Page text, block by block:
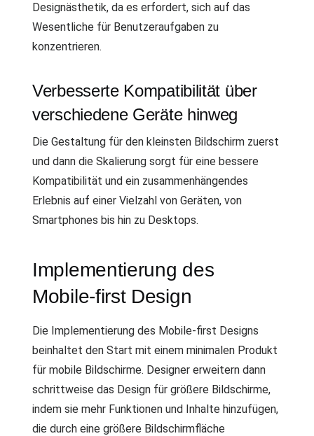
Designästhetik, da es erfordert, sich auf das
Wesentliche für Benutzeraufgaben zu
konzentrieren.
Verbesserte Kompatibilität über
verschiedene Geräte hinweg
Die Gestaltung für den kleinsten Bildschirm zuerst
und dann die Skalierung sorgt für eine bessere
Kompatibilität und ein zusammenhängendes
Erlebnis auf einer Vielzahl von Geräten, von
Smartphones bis hin zu Desktops.
Implementierung des
Mobile-first Design
Die Implementierung des Mobile-first Designs
beinhaltet den Start mit einem minimalen Produkt
für mobile Bildschirme. Designer erweitern dann
schrittweise das Design für größere Bildschirme,
indem sie mehr Funktionen und Inhalte hinzufügen,
die durch eine größere Bildschirmfläche